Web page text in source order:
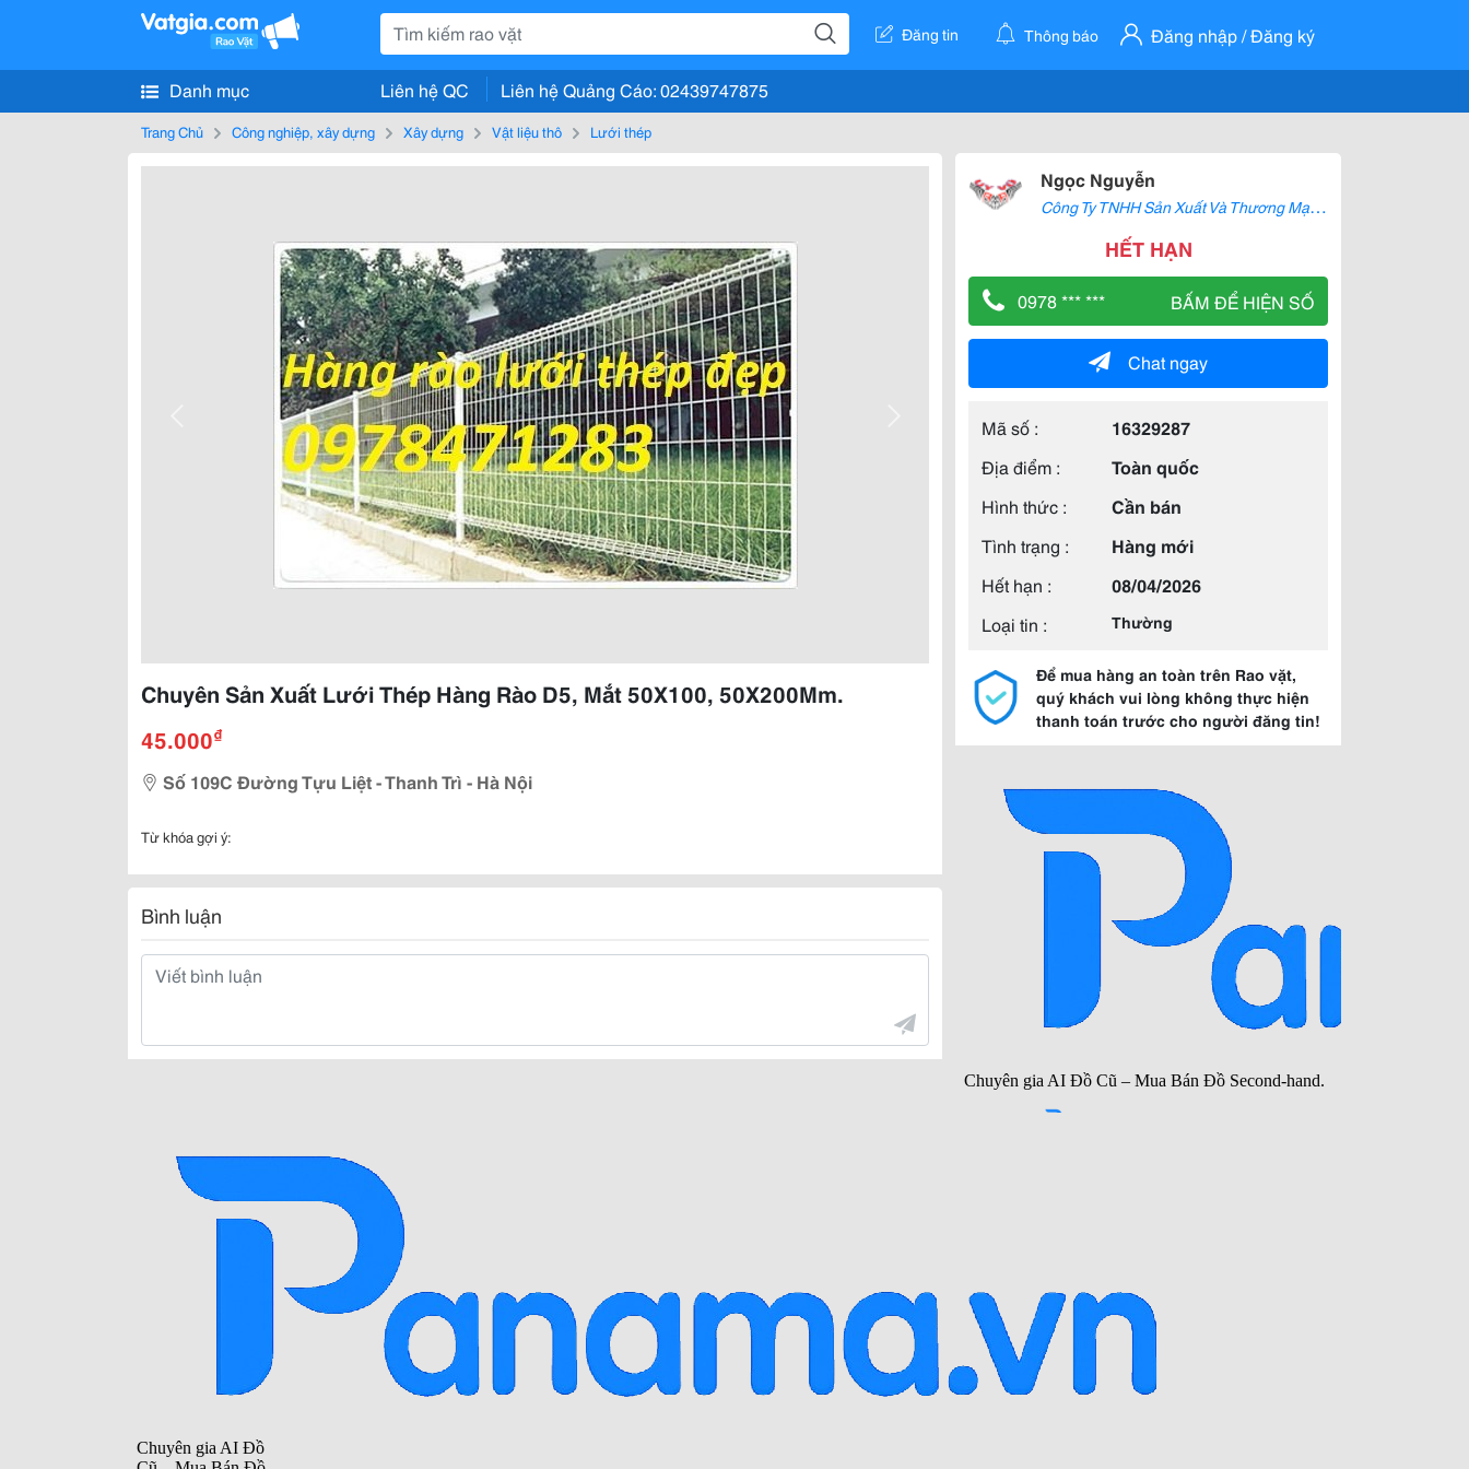
Đăng tin Thông báo Đăng nhập / Đăng ký
Danh mục Liên hệ QC Liên hệ Quảng Cáo: 02439747875
Trang Chủ Công nghiệp, xây dựng Xây dựng Vật liệu thô Lưới thép
Chuyên Sản Xuất Lưới Thép Hàng Rào D5, Mắt 50X100, 50X200Mm.
45.000₫
Số 109C Đường Tựu Liệt - Thanh Trì - Hà Nội
Từ khóa gợi ý:
Bình luận
Ngọc Nguyễn
C
ông Ty TNHH Sản Xuất Và Thương Mại Uy Vũ
HẾT HẠN
0978 *** *** BẤM ĐỂ HIỆN SỐ
Chat ngay
Mã số :
16329287
Địa điểm :
Toàn quốc
Hình thức :
Cần bán
Tình trạng :
Hàng mới
Hết hạn :
08/04/2026
Loại tin :
Thường
Để mua hàng an toàn trên Rao vặt,
quý khách vui lòng không thực hiện
thanh toán trước cho người đăng tin!